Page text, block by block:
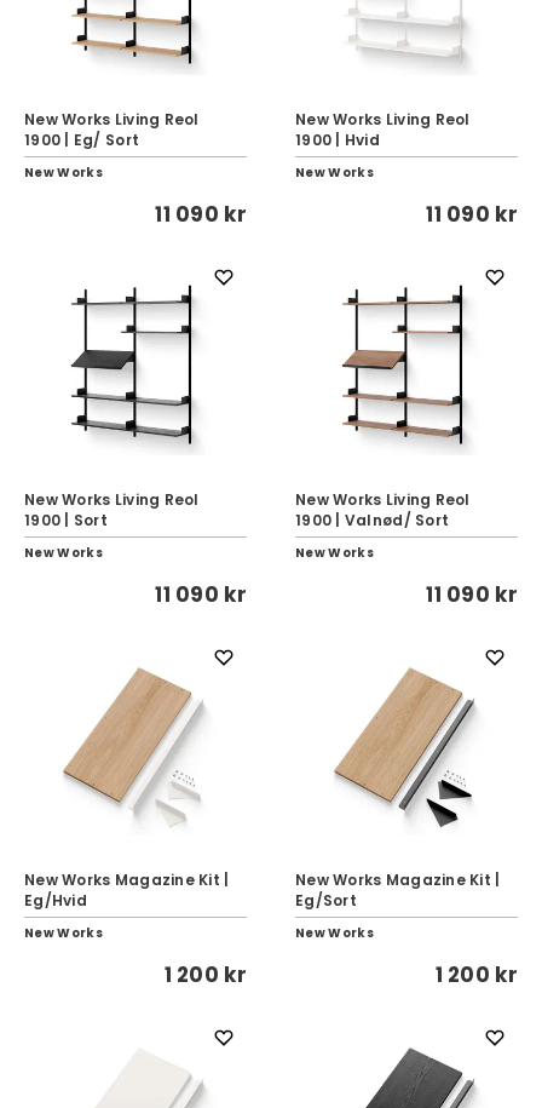
New Works Living Reol
1900 | Eg/ Sort
New Works
11 090 kr
New Works Living Reol
1900 | Hvid
New Works
11 090 kr
New Works Living Reol
1900 | Sort
New Works
11 090 kr
New Works Living Reol
1900 | Valnød/ Sort
New Works
11 090 kr
New Works Magazine Kit |
Eg/Hvid
New Works
1 200 kr
New Works Magazine Kit |
Eg/Sort
New Works
1 200 kr